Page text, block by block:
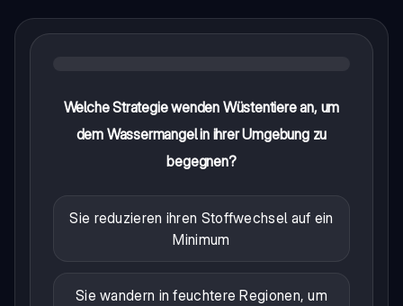
Welche Strategie wenden Wüstentiere an, um
dem Wassermangel in ihrer Umgebung zu
begegnen?
Sie reduzieren ihren Stoffwechsel auf ein
Minimum
Sie wandern in feuchtere Regionen, um